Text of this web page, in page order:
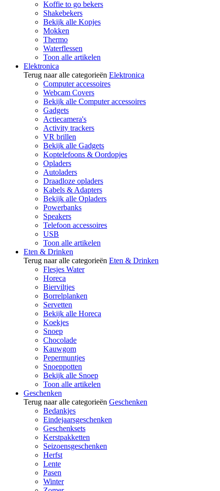
Koffie to go bekers
Shakebekers
Bekijk alle Kopjes
Mokken
Thermo
Waterflessen
Toon alle artikelen
Elektronica
Terug naar alle categorieën Elektronica
Computer accessoires
Webcam Covers
Bekijk alle Computer accessoires
Gadgets
Actiecamera's
Activity trackers
VR brillen
Bekijk alle Gadgets
Koptelefoons & Oordopjes
Opladers
Autoladers
Draadloze opladers
Kabels & Adapters
Bekijk alle Opladers
Powerbanks
Speakers
Telefoon accessoires
USB
Toon alle artikelen
Eten & Drinken
Terug naar alle categorieën Eten & Drinken
Flesjes Water
Horeca
Bierviltjes
Borrelplanken
Servetten
Bekijk alle Horeca
Koekjes
Snoep
Chocolade
Kauwgom
Pepermuntjes
Snoeppotten
Bekijk alle Snoep
Toon alle artikelen
Geschenken
Terug naar alle categorieën Geschenken
Bedankjes
Eindejaarsgeschenken
Geschenksets
Kerstpakketten
Seizoensgeschenken
Herfst
Lente
Pasen
Winter